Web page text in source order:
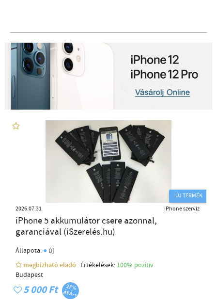
ÚJ TERMÉK
2026.07.31
iPhone szerviz
iPhone 5 akkumulátor csere azonnal,
garanciával (iSzerelés.hu)
Állapota: ● új
megbízható eladó
Értékelések: 100% pozítiv
Budapest
5 000 Ft